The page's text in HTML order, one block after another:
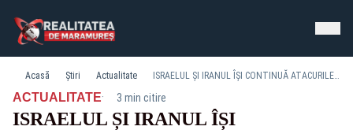
Acasă Știri Actualitate ISRAELUL ȘI IRANUL ÎȘI CONTINUĂ ATACURILE NOCTURNE, IAR BILANȚUL VICTIMELOR CREȘTE
ACTUALITATE· 3 min citire
ISRAELUL ȘI IRANUL ÎȘI